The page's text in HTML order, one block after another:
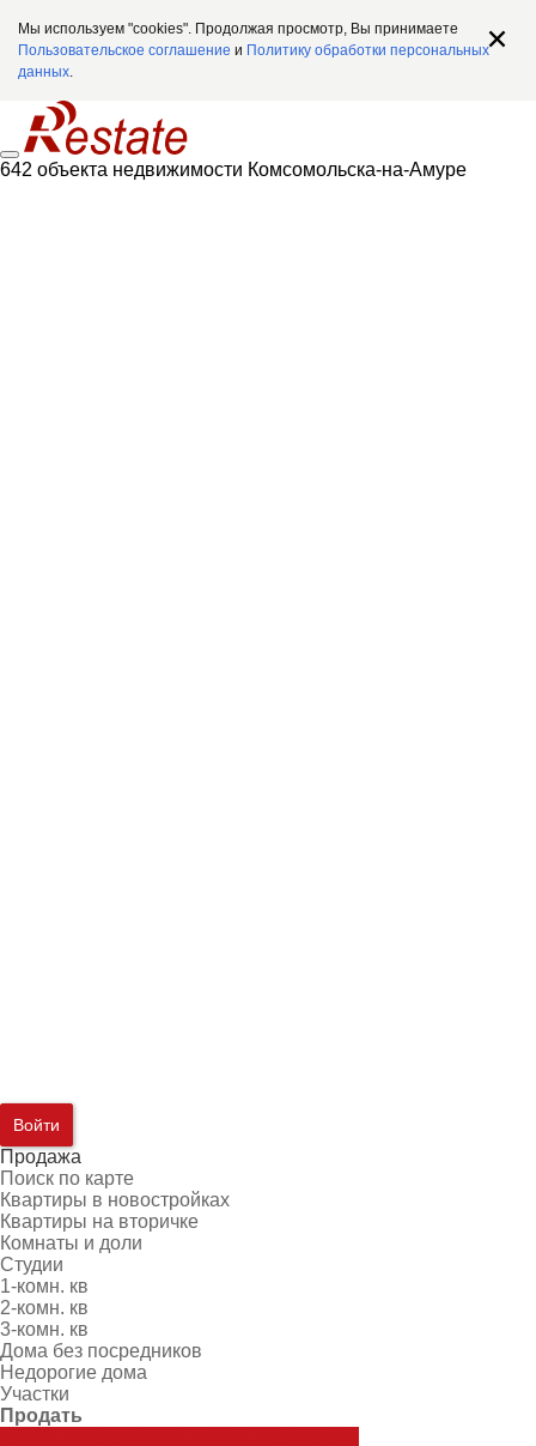
Мы используем "cookies". Продолжая просмотр, Вы принимаете
Пользовательское соглашение и Политику обработки персональных
данных.
642 объекта недвижимости Комсомольска-на-Амуре
Войти
Продажа
Поиск по карте
Квартиры в новостройках
Квартиры на вторичке
Комнаты и доли
Студии
1-комн. кв
2-комн. кв
3-комн. кв
Дома без посредников
Недорогие дома
Участки
Продать